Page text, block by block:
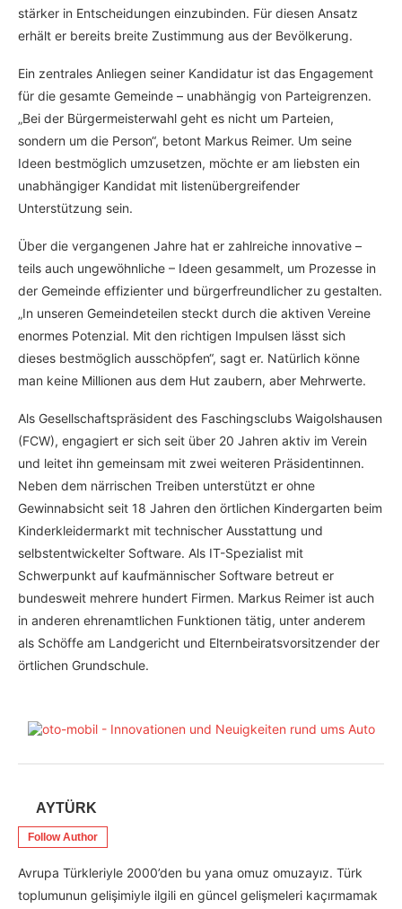
stärker in Entscheidungen einzubinden. Für diesen Ansatz
erhält er bereits breite Zustimmung aus der Bevölkerung.
Ein zentrales Anliegen seiner Kandidatur ist das Engagement
für die gesamte Gemeinde – unabhängig von Parteigrenzen.
„Bei der Bürgermeisterwahl geht es nicht um Parteien,
sondern um die Person“, betont Markus Reimer. Um seine
Ideen bestmöglich umzusetzen, möchte er am liebsten ein
unabhängiger Kandidat mit listenübergreifender
Unterstützung sein.
Über die vergangenen Jahre hat er zahlreiche innovative –
teils auch ungewöhnliche – Ideen gesammelt, um Prozesse in
der Gemeinde effizienter und bürgerfreundlicher zu gestalten.
„In unseren Gemeindeteilen steckt durch die aktiven Vereine
enormes Potenzial. Mit den richtigen Impulsen lässt sich
dieses bestmöglich ausschöpfen“, sagt er. Natürlich könne
man keine Millionen aus dem Hut zaubern, aber Mehrwerte.
Als Gesellschaftspräsident des Faschingsclubs Waigolshausen
(FCW), engagiert er sich seit über 20 Jahren aktiv im Verein
und leitet ihn gemeinsam mit zwei weiteren Präsidentinnen.
Neben dem närrischen Treiben unterstützt er ohne
Gewinnabsicht seit 18 Jahren den örtlichen Kindergarten beim
Kinderkleidermarkt mit technischer Ausstattung und
selbstentwickelter Software. Als IT-Spezialist mit
Schwerpunkt auf kaufmännischer Software betreut er
bundesweit mehrere hundert Firmen. Markus Reimer ist auch
in anderen ehrenamtlichen Funktionen tätig, unter anderem
als Schöffe am Landgericht und Elternbeiratsvorsitzender der
örtlichen Grundschule.
AYTÜRK
Follow Author
Avrupa Türkleriyle 2000’den bu yana omuz omuzayız. Türk
toplumunun gelişimiyle ilgili en güncel gelişmeleri kaçırmamak